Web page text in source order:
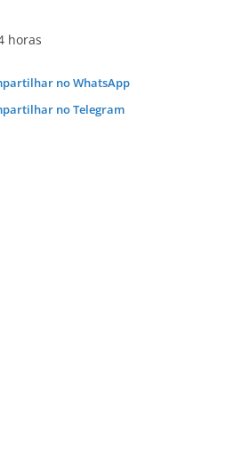
horas
no WhatsApp
no Telegram